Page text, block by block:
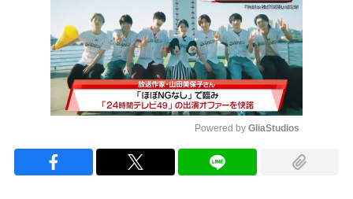
Powered by GliaStudios